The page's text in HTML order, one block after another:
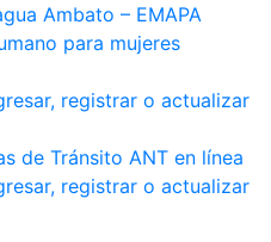
Ambato – EMAPA
para mujeres
registrar o actualizar
de Tránsito ANT en línea
registrar o actualizar